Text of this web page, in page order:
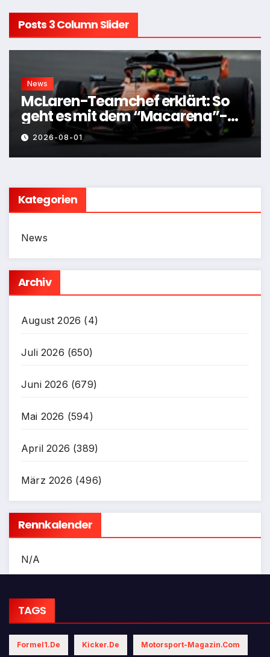
Posts 3 Column Slider
News
McLaren-Teamchef erklärt: So
geht es mit dem “Macarena”-
Flügel weiter
2026-08-01
Kategorien
News
Archiv
August 2026 (4)
Juli 2026 (650)
Juni 2026 (679)
Mai 2026 (594)
April 2026 (389)
März 2026 (496)
Rennkalender
N/A
TAGS
Formel1.de Kicker.de Motorsport-Magazin.com